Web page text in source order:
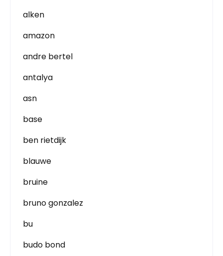
alken
amazon
andre bertel
antalya
asn
base
ben rietdijk
blauwe
bruine
bruno gonzalez
bu
budo bond